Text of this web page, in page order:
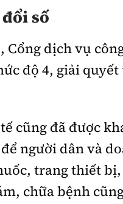
Mời
Thi
giao thông
toàn
vì ATGT
- Giải Trí Thể
Bóng
số
Cổng dịch vụ
độ 4, giải
cũng đã được
người dân và
trang thiết
chữa bệnh